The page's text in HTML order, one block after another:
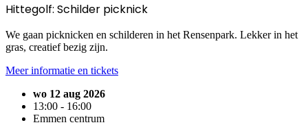
Hittegolf: Schilder picknick
We gaan picknicken en schilderen in het Rensenpark. Lekker in het
gras, creatief bezig zijn.
Meer informatie en tickets
wo 12 aug 2026
13:00 - 16:00
Emmen centrum